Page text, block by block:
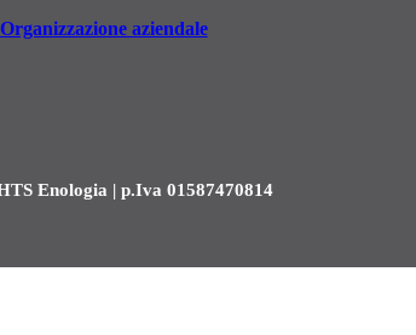
Organizzazione aziendale
Enologia | p.Iva 01587470814